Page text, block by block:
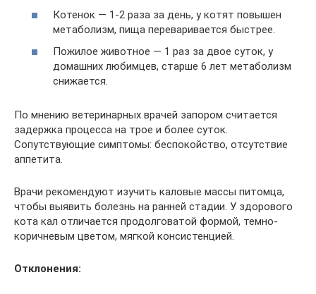
Котенок — 1-2 раза за день, у котят повышен
метаболизм, пища переваривается быстрее.
Пожилое животное — 1 раз за двое суток, у
домашних любимцев, старше 6 лет метаболизм
снижается.
По мнению ветеринарных врачей запором считается
задержка процесса на трое и более суток.
Сопутствующие симптомы: беспокойство, отсутствие
аппетита.
Врачи рекомендуют изучить каловые массы питомца,
чтобы выявить болезнь на ранней стадии. У здорового
кота кал отличается продолговатой формой, темно-
коричневым цветом, мягкой консистенцией.
Отклонения: